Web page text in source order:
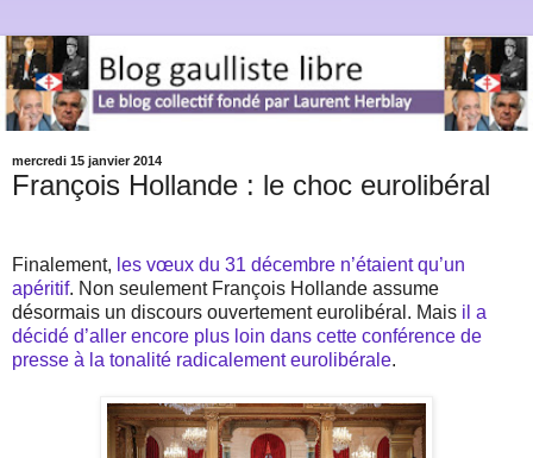
mercredi 15 janvier 2014
François Hollande : le choc eurolibéral
Finalement, les vœux du 31 décembre n’étaient qu’un
apéritif. Non seulement François Hollande assume
désormais un discours ouvertement eurolibéral. Mais il a
décidé d’aller encore plus loin dans cette conférence de
presse à la tonalité radicalement eurolibérale.